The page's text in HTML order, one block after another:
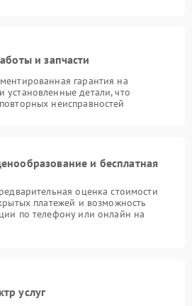
и запчасти
гарантия на
детали, что
неисправностей
и бесплатная
оценка стоимости
платежей и возможность
по телефону или онлайн на
услуг